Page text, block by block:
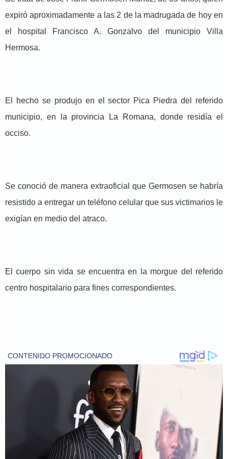
expiró aproximadamente a las 2 de la madrugada de hoy en
el hospital Francisco A. Gonzalvo del municipio Villa
Hermosa.
El hecho se produjo en el sector Pica Piedra del referido
municipio, en la provincia La Romana, donde residía el
occiso.
Se conoció de manera extraoficial que Germosen se habría
resistido a entregar un teléfono celular que sus victimarios le
exigían en medio del atraco.
El cuerpo sin vida se encuentra en la morgue del referido
centro hospitalario para fines correspondientes.